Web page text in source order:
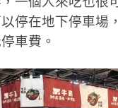
停在地下停車場
車費。